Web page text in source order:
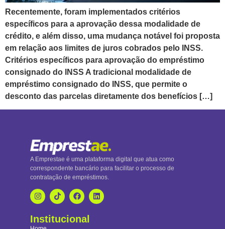
Recentemente, foram implementados critérios
específicos para a aprovação dessa modalidade de
crédito, e além disso, uma mudança notável foi proposta
em relação aos limites de juros cobrados pelo INSS.
Critérios específicos para aprovação do empréstimo
consignado do INSS A tradicional modalidade de
empréstimo consignado do INSS, que permite o
desconto das parcelas diretamente dos benefícios […]
A Emprestae é uma plataforma digital que atua como
correspondente bancário para facilitar o processo de
contratação de empréstimos.
Institucional